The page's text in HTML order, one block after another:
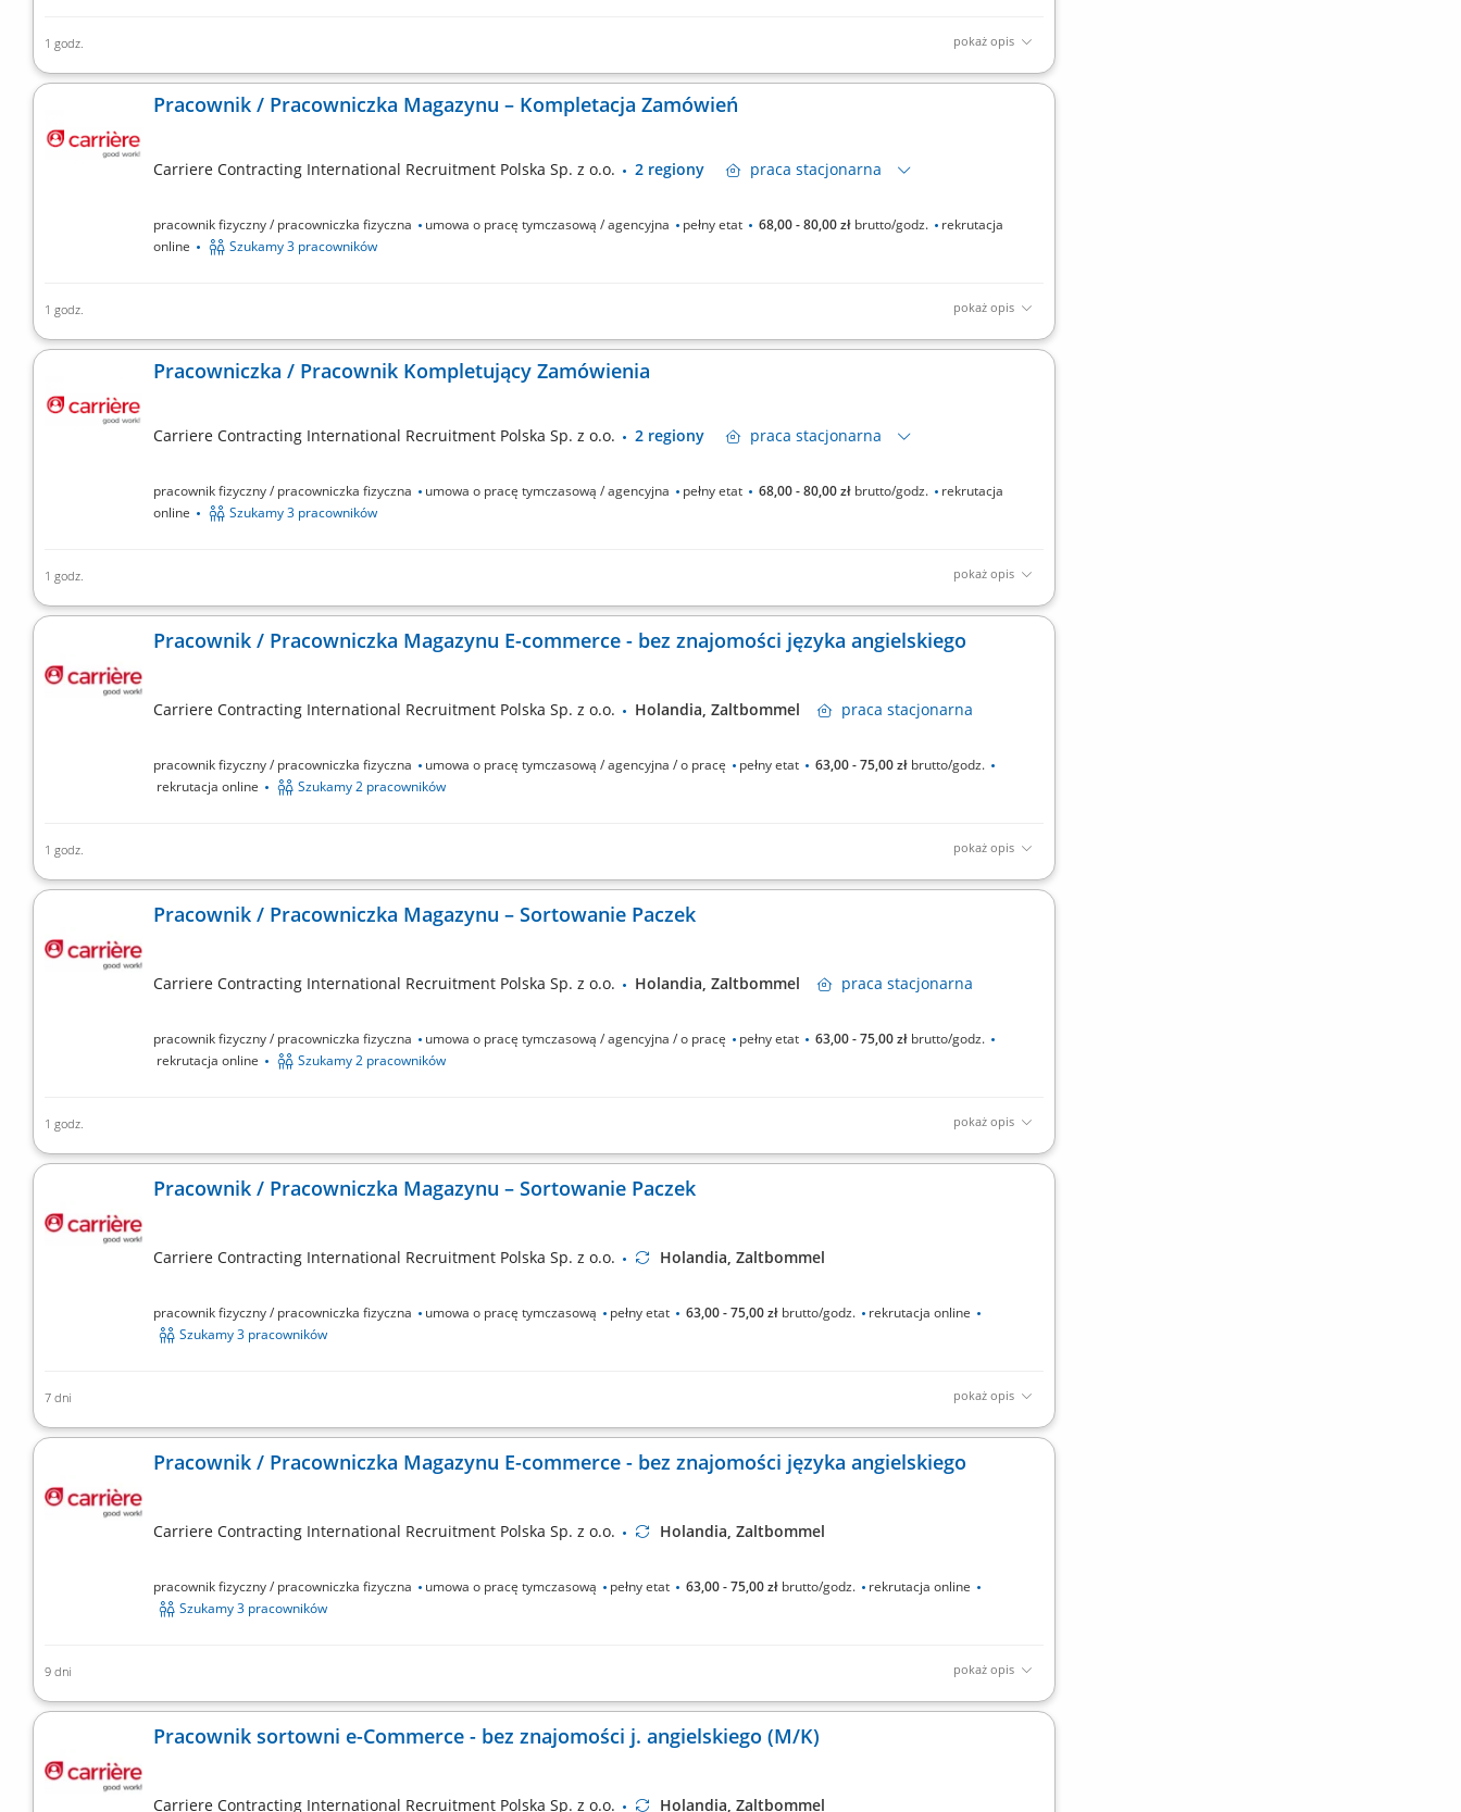
1 godz. pokaż opis
Twoje zadania: Odczytywanie listy zamówień z ręcznego skanera. Układanie produktów w wózku według wytycznych. Praca w ruchu —
przemieszczanie się po magazynie. Wdrożeniowe szkolenie przez pracodawcę.
Pracownik / Pracowniczka Magazynu – Kompletacja Zamówień
Carriere Contracting International Recruitment Polska Sp. z o.o. praca stacjonarna
pracownik fizyczny / pracowniczka fizyczna umowa o pracę tymczasową / agencyjna pełny etat 68,00 - 80,00 zł brutto/godz.
rekrutacja
online
Szukamy 3 pracowników
1 godz. pokaż opis
Zakres obowiązków: Kompletowanie zamówień przy użyciu skanera ręcznego, Układanie produktów zgodnie z listą zamówień, Przemieszczanie
się po magazynie i obsługa wózka transportowego, Dbanie o porządek oraz przestrzeganie zasad bezpieczeństwa, Praca w magazynie w
temperaturze pokojowej.
Pracowniczka / Pracownik Kompletujący Zamówienia
Carriere Contracting International Recruitment Polska Sp. z o.o. praca stacjonarna
pracownik fizyczny / pracowniczka fizyczna umowa o pracę tymczasową / agencyjna pełny etat 68,00 - 80,00 zł brutto/godz.
rekrutacja
online
Szukamy 3 pracowników
1 godz. pokaż opis
Szukasz pracy za granicą i chcesz zdobyć stabilne zatrudnienie w nowoczesnym magazynie? Dołącz do międzynarodowego zespołu i pracuj
Zakres obowiązków:...
Pracownik / Pracowniczka Magazynu E-commerce - bez znajomości języka angielskiego
Carriere Contracting International Recruitment Polska Sp. z o.o. Holandia, Zaltbommel praca stacjonarna
pracownik fizyczny / pracowniczka fizyczna umowa o pracę tymczasową / agencyjna / o pracę pełny etat 63,00 - 75,00 zł brutto/godz.
rekrutacja online
Szukamy 2 pracowników
1 godz. pokaż opis
Zakres obowiązków: Sortowanie przesyłek przy taśmie produkcyjnej; Kontrola jakości oraz etykietowanie paczek; Przygotowywanie przesyłek do
Pracownik / Pracowniczka Magazynu – Sortowanie Paczek
Carriere Contracting International Recruitment Polska Sp. z o.o. Holandia, Zaltbommel praca stacjonarna
pracownik fizyczny / pracowniczka fizyczna umowa o pracę tymczasową / agencyjna / o pracę pełny etat 63,00 - 75,00 zł brutto/godz.
rekrutacja online
Szukamy 2 pracowników
1 godz. pokaż opis
Twoje zadania: Sortowanie i segregowanie paczek w centrum logistycznym; Sprawdzanie jakości przesyłek oraz naklejanie etykiet;
Pracownik / Pracowniczka Magazynu – Sortowanie Paczek
Carriere Contracting International Recruitment Polska Sp. z o.o. Holandia, Zaltbommel
pracownik fizyczny / pracowniczka fizyczna umowa o pracę tymczasową pełny etat 63,00 - 75,00 zł brutto/godz.
rekrutacja online
Szukamy 3 pracowników
7 dni pokaż opis
Twoje zadania: Sortowanie i segregowanie paczek w centrum logistycznym; Sprawdzanie jakości przesyłek oraz naklejanie etykiet;
Pracownik / Pracowniczka Magazynu E-commerce - bez znajomości języka angielskiego
Carriere Contracting International Recruitment Polska Sp. z o.o. Holandia, Zaltbommel
pracownik fizyczny / pracowniczka fizyczna umowa o pracę tymczasową pełny etat 63,00 - 75,00 zł brutto/godz.
rekrutacja online
Szukamy 3 pracowników
9 dni pokaż opis
Zakres obowiązków: Sortowanie przesyłek przy taśmie produkcyjnej; Kontrola jakości oraz etykietowanie paczek; Przygotowywanie przesyłek do
Pracownik sortowni e-Commerce - bez znajomości j. angielskiego (M/K)
Carriere Contracting International Recruitment Polska Sp. z o.o. Holandia, Zaltbommel